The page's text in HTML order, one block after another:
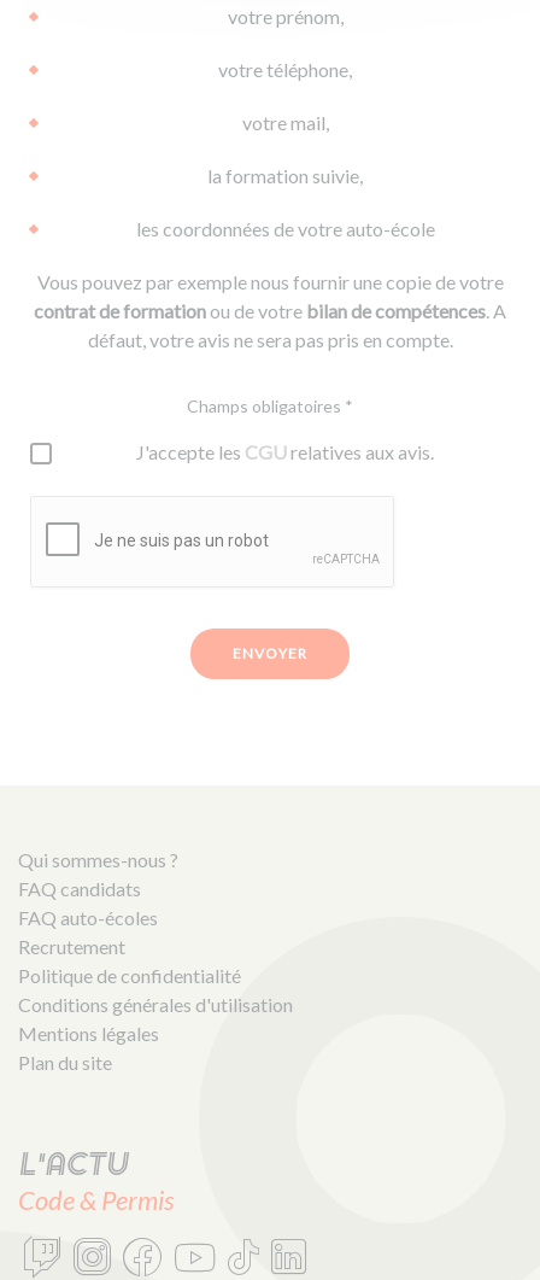
votre prénom,
votre téléphone,
votre mail,
la formation suivie,
les coordonnées de votre auto-école
Vous pouvez par exemple nous fournir une copie de votre
contrat de formationou de votre bilan de compétences. A
défaut, votre avis ne sera pas pris en compte.
Champs obligatoires *
J'accepte les CGUrelatives aux avis.
ENVOYER
Qui sommes-nous ?
FAQ candidats
FAQ auto-écoles
Recrutement
Politique de confidentialité
Conditions générales d'utilisation
Mentions légales
Plan du site
L'actu
Code & Permis